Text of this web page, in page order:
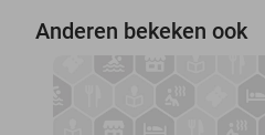
Anderen bekeken ook